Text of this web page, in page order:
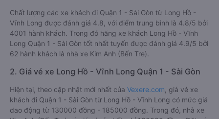
Chất lượng các xe khách đi Quận 1 - Sài Gòn từ Long Hồ -
Vĩnh Long được đánh giá 4.8, với điểm trung bình là 4.8/5 bởi
4001 hành khách. Trong đó hãng xe khách Long Hồ - Vĩnh
Long Quận 1 - Sài Gòn tốt nhất tuyến được đánh giá 4.9/5 bởi
62 hành khách là nhà xe Kim Anh (Bến Tre).
2. Giá vé xe Long Hồ - Vĩnh Long Quận 1 - Sài Gòn
Hiện tại, theo cập nhật mới nhất của Vexere.com , giá vé xe
khách đi Quận 1 - Sài Gòn từ Long Hồ - Vĩnh Long có mức giá
dao động từ 130000 đồng - 185000 đồng. Trong đó, nhà xe